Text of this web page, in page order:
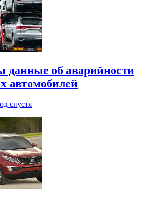
данные об аварийности
автомобилей
спустя